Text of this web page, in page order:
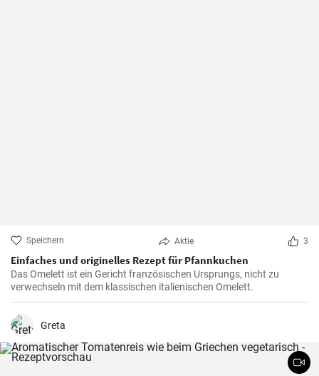
Speichern Aktie 3
Einfaches und originelles Rezept für Pfannkuchen
Das Omelett ist ein Gericht französischen Ursprungs, nicht zu
verwechseln mit dem klassischen italienischen Omelett.
Greta